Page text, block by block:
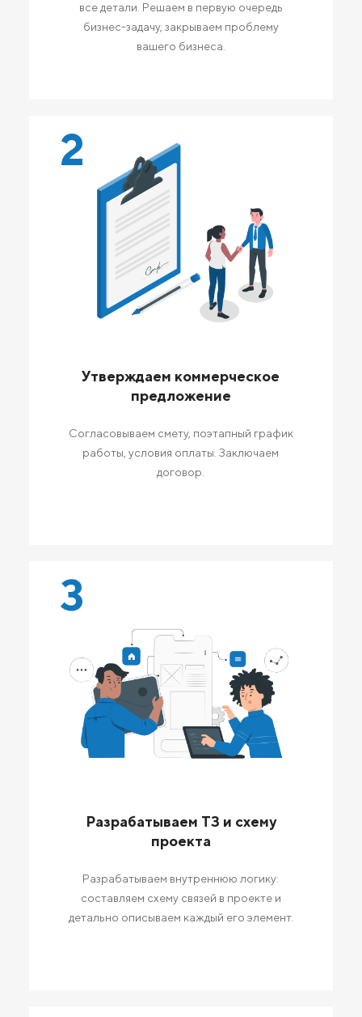
все детали. Решаем в первую очередь
бизнес-задачу, закрываем проблему
вашего бизнеса.
2
Утверждаем коммерческое
предложение
Согласовываем смету, поэтапный график
работы, условия оплаты. Заключаем
договор.
3
Разрабатываем ТЗ и схему
проекта
Разрабатываем внутреннюю логику:
составляем схему связей в проекте и
детально описываем каждый его элемент.